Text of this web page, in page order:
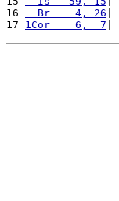
16
  Br    4, 26
17 1Cor    6,  7